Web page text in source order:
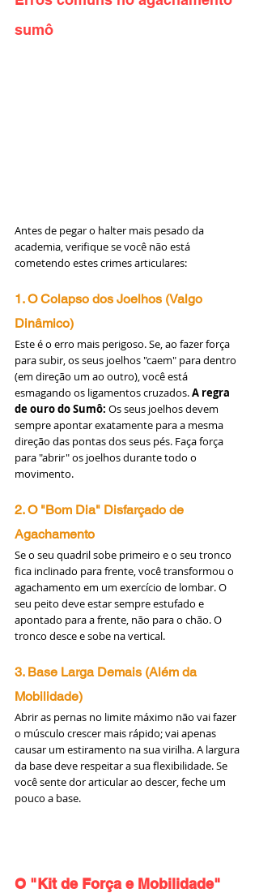
sumô
Antes de pegar o halter mais pesado da
academia, verifique se você não está
cometendo estes crimes articulares:
1. O Colapso dos Joelhos (Valgo
Dinâmico)
Este é o erro mais perigoso. Se, ao fazer força
para subir, os seus joelhos "caem" para dentro
(em direção um ao outro), você está
esmagando os ligamentos cruzados. A regra
de ouro do Sumô: Os seus joelhos devem
sempre apontar exatamente para a mesma
direção das pontas dos seus pés. Faça força
para "abrir" os joelhos durante todo o
movimento.
2. O "Bom Dia" Disfarçado de
Agachamento
Se o seu quadril sobe primeiro e o seu tronco
fica inclinado para frente, você transformou o
agachamento em um exercício de lombar. O
seu peito deve estar sempre estufado e
apontado para a frente, não para o chão. O
tronco desce e sobe na vertical.
3. Base Larga Demais (Além da
Mobilidade)
Abrir as pernas no limite máximo não vai fazer
o músculo crescer mais rápido; vai apenas
causar um estiramento na sua virilha. A largura
da base deve respeitar a sua flexibilidade. Se
você sente dor articular ao descer, feche um
pouco a base.
O "Kit de Força e Mobilidade"